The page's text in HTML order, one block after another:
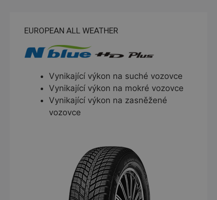
EUROPEAN ALL WEATHER
Vynikající výkon na suché vozovce
Vynikající výkon na mokré vozovce
Vynikající výkon na zasněžené
vozovce